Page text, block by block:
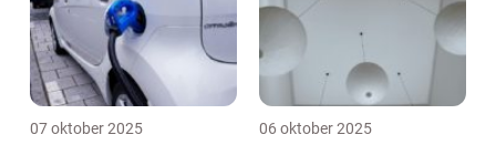
07 oktober 2025 06 oktober 2025